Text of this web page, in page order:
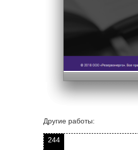
Другие работы:
244